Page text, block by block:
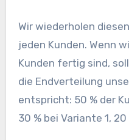
Wir wiederholen
jeden Kunden. Wenn
Kunden fertig sind,
die Endverteilung
entspricht: 50 % der
30 % bei Variante 1,